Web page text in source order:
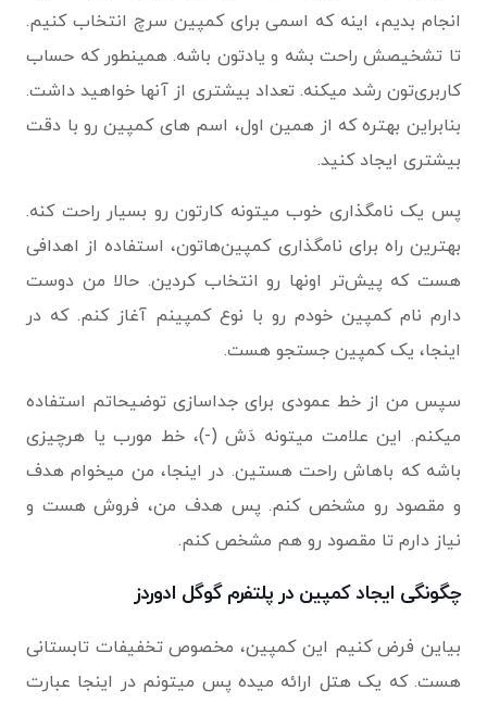
انجام بدیم، اینه که اسمی برای کمپین سرچ انتخاب کنیم.
تا تشخیصش راحت بشه و یادتون باشه. همینطور که حساب
کاربری‌تون رشد میکنه. تعداد بیشتری از آنها خواهید داشت.
بنابراین بهتره که از همین اول، اسم های کمپین رو با دقت
بیشتری ایجاد کنید.
پس یک نامگذاری خوب میتونه کارتون رو بسیار راحت کنه.
بهترین راه برای نامگذاری کمپین‌هاتون، استفاده از اهدافی
هست که پیش‌تر اونها رو انتخاب کردین. حالا من دوست
دارم نام کمپین خودم رو با نوع کمپینم آغاز کنم. که در
اینجا، یک کمپین جستجو هست.
سپس من از خط عمودی برای جداسازی توضیحاتم استفاده
میکنم. این علامت میتونه دَش (-)، خط مورب یا هرچیزی
باشه که باهاش راحت هستین. در اینجا، من میخوام هدف
و مقصود رو مشخص کنم. پس هدف من، فروش هست و
نیاز دارم تا مقصود رو هم مشخص کنم.
چگونگی ایجاد کمپین در پلتفرم گوگل ادوردز
بیاین فرض کنیم این کمپین، مخصوص تخفیفات تابستانی
هست. که یک هتل ارائه میده پس میتونم در اینجا عبارت